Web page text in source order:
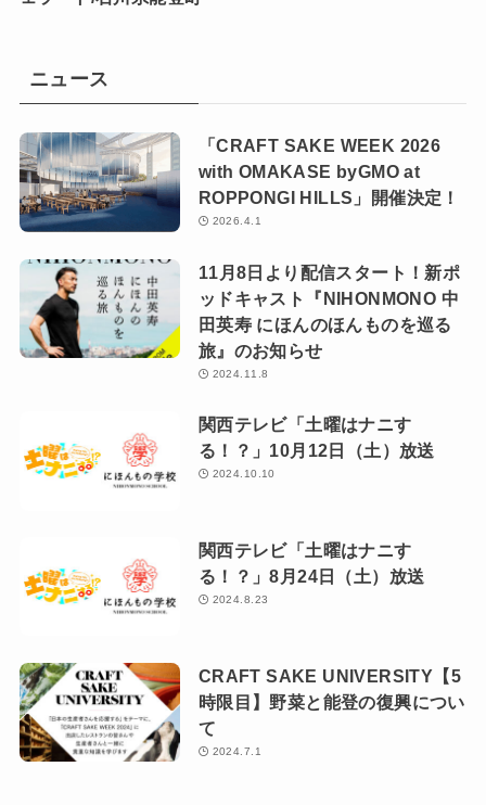
ニュース
「CRAFT SAKE WEEK 2026
with OMAKASE byGMO at
ROPPONGI HILLS」開催決定！
2026.4.1
11月8日より配信スタート！新ポ
ッドキャスト『NIHONMONO 中
田英寿 にほんのほんものを巡る
旅』のお知らせ
2024.11.8
関西テレビ「土曜はナニす
る！？」10月12日（土）放送
2024.10.10
関西テレビ「土曜はナニす
る！？」8月24日（土）放送
2024.8.23
CRAFT SAKE UNIVERSITY【5
時限目】野菜と能登の復興につい
て
2024.7.1